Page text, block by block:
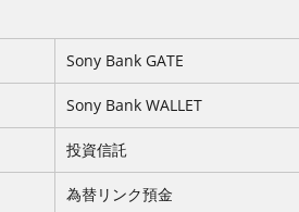
Sony Bank GATE
Sony Bank WALLET
投資信託
為替リンク預金